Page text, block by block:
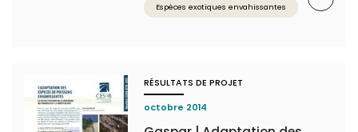
Espèces exotiques envahissantes
RÉSULTATS DE PROJET
octobre 2014